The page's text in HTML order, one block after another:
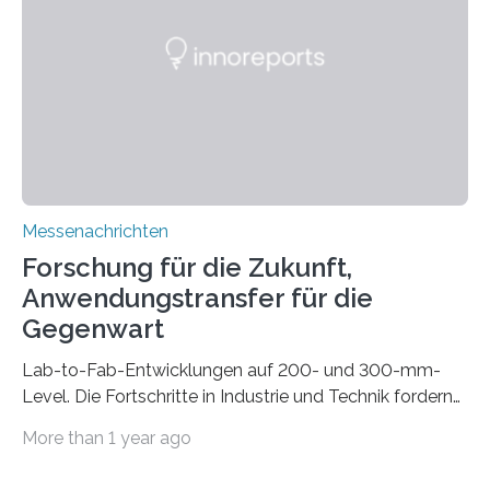
konventionelle Robotik an der Produktion und
Messenachrichten
Forschung für die Zukunft,
Anwendungstransfer für die
Gegenwart
Lab-to-Fab-Entwicklungen auf 200- und 300-mm-
Level. Die Fortschritte in Industrie und Technik fordern
Mikrochips, sowohl aus technischer, wirtschaftlicher, als
More than 1 year ago